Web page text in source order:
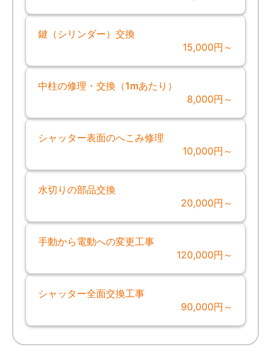
鍵（シリンダー）交換
15,000円～
中柱の修理・交換（1mあたり）
8,000円～
シャッター表面のへこみ修理
10,000円～
水切りの部品交換
20,000円～
手動から電動への変更工事
120,000円～
シャッター全面交換工事
90,000円～